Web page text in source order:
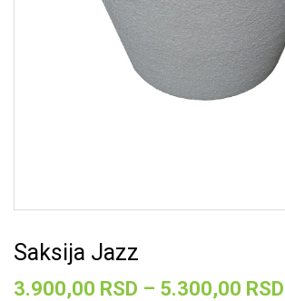
Saksija Jazz
3.900,00 RSD – 5.300,00 RSD